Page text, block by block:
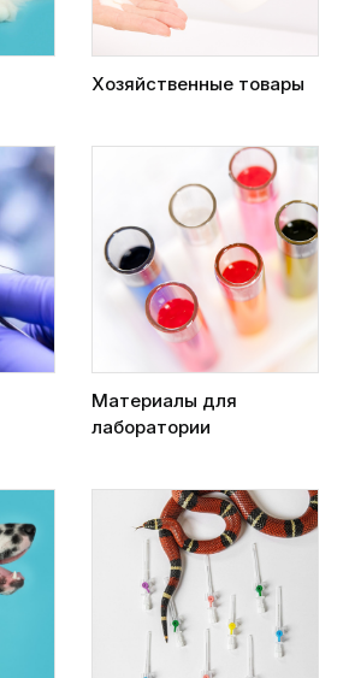
Хозяйственные товары
Материалы для
лаборатории